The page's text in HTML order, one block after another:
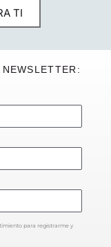
TI
para registrarme y